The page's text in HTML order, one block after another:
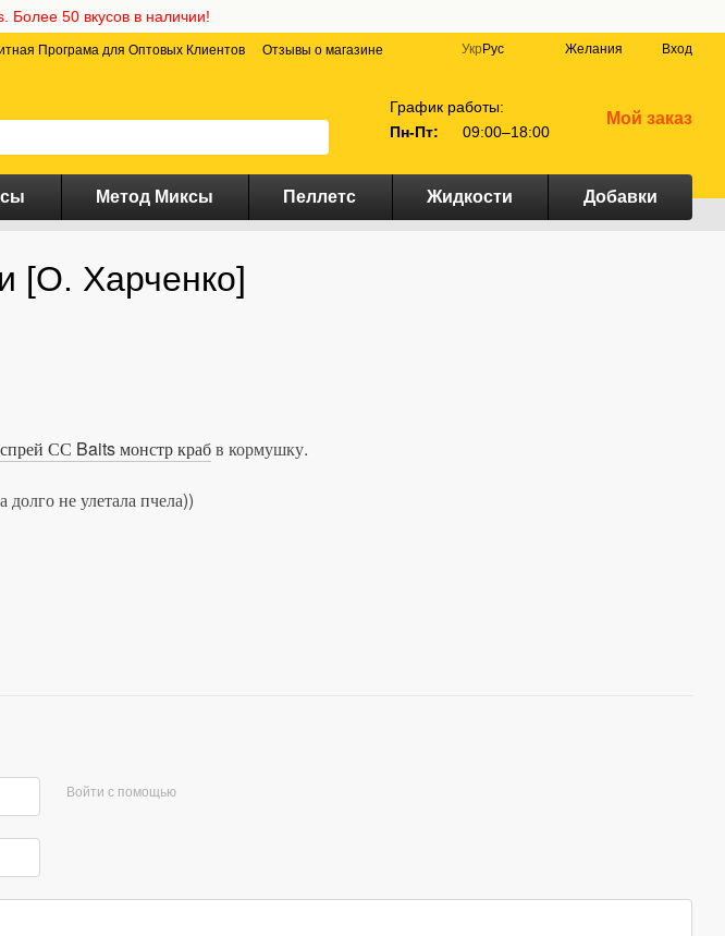
Более 50 вкусов в наличии!
Програма для Оптовых Клиентов Отзывы о магазине Укр Рус Желания Вход
График работы:
Пн-Пт:
09:00–18:00
Мой заказ
Метод Миксы Пеллетс Жидкости Добавки
[О. Харченко]
спрей СС Baits монстр крабв кормушку.
не улетала пчела))
Войти с помощью